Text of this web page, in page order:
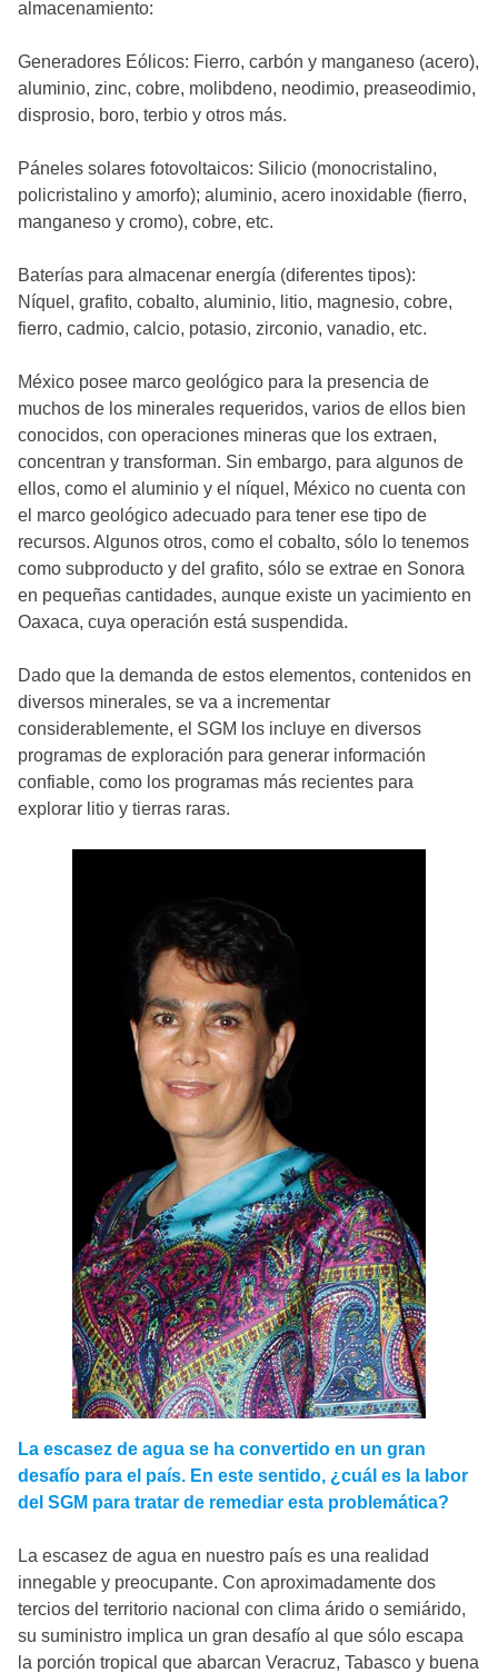
almacenamiento:
Generadores Eólicos: Fierro, carbón y manganeso (acero),
aluminio, zinc, cobre, molibdeno, neodimio, preaseodimio,
disprosio, boro, terbio y otros más.
Páneles solares fotovoltaicos: Silicio (monocristalino,
policristalino y amorfo); aluminio, acero inoxidable (fierro,
manganeso y cromo), cobre, etc.
Baterías para almacenar energía (diferentes tipos):
Níquel, grafito, cobalto, aluminio, litio, magnesio, cobre,
fierro, cadmio, calcio, potasio, zirconio, vanadio, etc.
México posee marco geológico para la presencia de
muchos de los minerales requeridos, varios de ellos bien
conocidos, con operaciones mineras que los extraen,
concentran y transforman. Sin embargo, para algunos de
ellos, como el aluminio y el níquel, México no cuenta con
el marco geológico adecuado para tener ese tipo de
recursos. Algunos otros, como el cobalto, sólo lo tenemos
como subproducto y del grafito, sólo se extrae en Sonora
en pequeñas cantidades, aunque existe un yacimiento en
Oaxaca, cuya operación está suspendida.
Dado que la demanda de estos elementos, contenidos en
diversos minerales, se va a incrementar
considerablemente, el SGM los incluye en diversos
programas de exploración para generar información
confiable, como los programas más recientes para
explorar litio y tierras raras.
La escasez de agua se ha convertido en un gran
desafío para el país. En este sentido, ¿cuál es la labor
del SGM para tratar de remediar esta problemática?
La escasez de agua en nuestro país es una realidad
innegable y preocupante. Con aproximadamente dos
tercios del territorio nacional con clima árido o semiárido,
su suministro implica un gran desafío al que sólo escapa
la porción tropical que abarcan Veracruz, Tabasco y buena